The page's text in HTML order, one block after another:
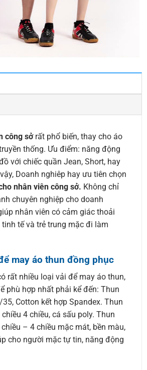
công sởrất phổ biến, thay cho áo
thống. Ưu điểm: năng động
với chiếc quần Jean, Short, hay
Doanh nghiêp hay ưu tiên chọn
nhân viên công sở. Không chỉ
chuyên nghiệp cho doanh
nhân viên có cảm giác thoải
tế và trẻ trung mặc đi làm
may áo thun đồng phục
rất nhiều loại vải để may áo thun,
phù hợp nhất phải kể đến: Thun
Cotton kết hợp Spandex. Thun
4 chiều, cá sấu poly. Thun
chiều – 4 chiều mặc mát, bền màu,
cho người mặc tự tin, năng động